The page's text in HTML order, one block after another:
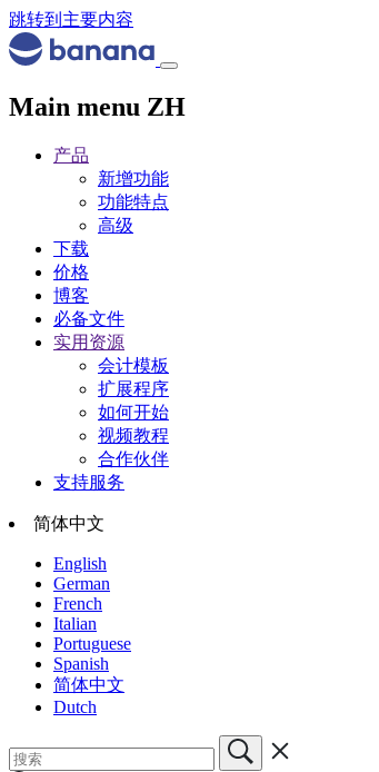
跳转到主要内容
Main menu ZH
产品
新增功能
功能特点
高级
下载
价格
博客
必备文件
实用资源
会计模板
扩展程序
如何开始
视频教程
合作伙伴
支持服务
简体中文
English
German
French
Italian
Portuguese
Spanish
简体中文
Dutch